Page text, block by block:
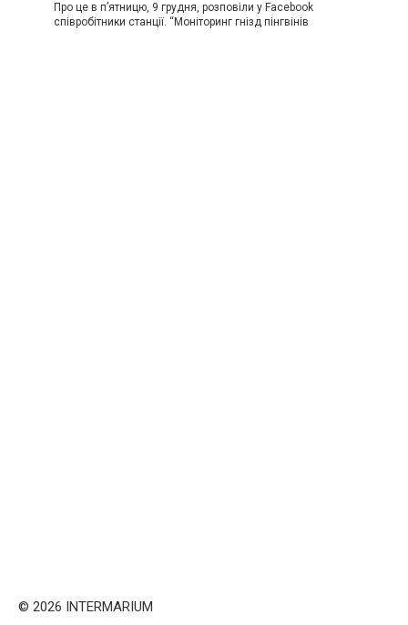
Про це в п’ятницю, 9 грудня, розповіли у Facebook
співробітники станції. “Моніторинг гнізд пінгвінів
© 2026 INTERMARIUM